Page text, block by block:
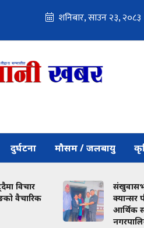
दुर्घटना मौसम / जलबायु
विचार
वैचारिक
संखुवासभा
क्यान्सर
आर्थिक